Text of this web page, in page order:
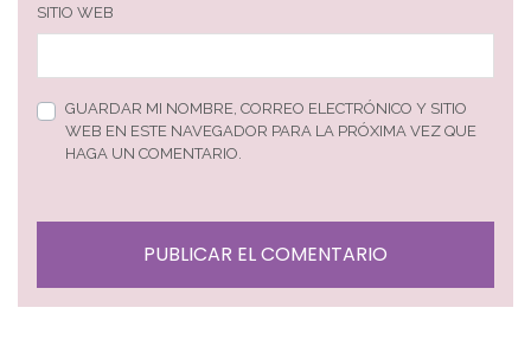
SITIO WEB
GUARDAR MI NOMBRE, CORREO ELECTRÓNICO Y SITIO
WEB EN ESTE NAVEGADOR PARA LA PRÓXIMA VEZ QUE
HAGA UN COMENTARIO.